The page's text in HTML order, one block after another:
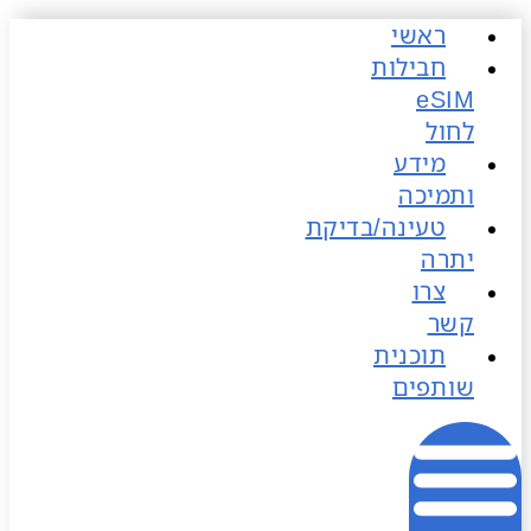
ראשי
חבילות
לחול
מידע
ותמיכה
טעינה/בדיקת
יתרה
צרו
קשר
תוכנית
שותפים